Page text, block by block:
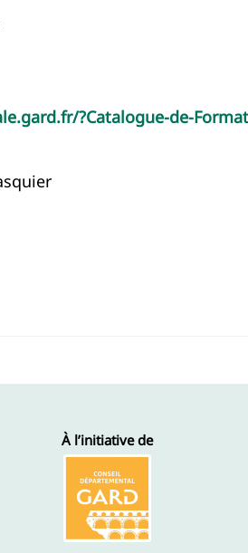
?Catalogue-de-
À l’initiative de